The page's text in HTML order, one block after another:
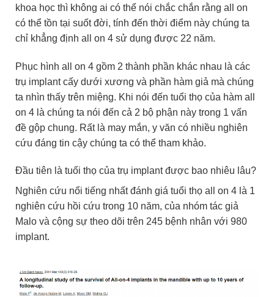
khoa học thì không ai có thể nói chắc chắn rằng all on
có thể tồn tại suốt đời, tính đến thời điểm này chúng ta
chỉ khẳng định all on 4 sử dụng được 22 năm.
Phục hình all on 4 gồm 2 thành phần khác nhau là các
trụ implant cấy dưới xương và phần hàm giả mà chúng
ta nhìn thấy trên miệng. Khi nói đến tuổi thọ của hàm all
on 4 là chúng ta nói đến cả 2 bộ phận này trong 1 vấn
đề gộp chung. Rất là may mắn, y văn có nhiều nghiên
cứu đáng tin cậy chúng ta có thể tham khảo.
Đầu tiên là tuổi thọ của trụ implant được bao nhiêu lâu?
Nghiên cứu nổi tiếng nhất đánh giá tuổi thọ all on 4 là 1
nghiên cứu hồi cứu trong 10 năm, của nhóm tác giả
Malo và cộng sự theo dõi trên 245 bệnh nhân với 980
implant.